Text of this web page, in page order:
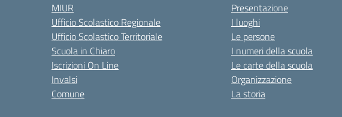
MIUR
Ufficio Scolastico Regionale
Ufficio Scolastico Territoriale
Scuola in Chiaro
Iscrizioni On Line
Invalsi
Comune
Presentazione
I luoghi
Le persone
I numeri della scuola
Le carte della scuola
Organizzazione
La storia